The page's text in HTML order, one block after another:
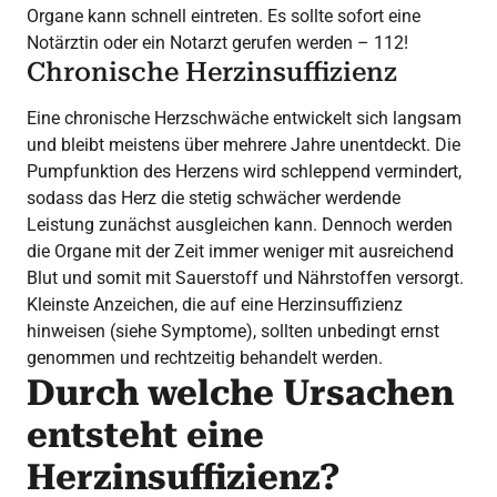
Organe kann schnell eintreten. Es sollte sofort eine
Notärztin oder ein Notarzt gerufen werden – 112!
Chronische Herzinsuffizienz
Eine chronische Herzschwäche entwickelt sich langsam
und bleibt meistens über mehrere Jahre unentdeckt. Die
Pumpfunktion des Herzens wird schleppend vermindert,
sodass das Herz die stetig schwächer werdende
Leistung zunächst ausgleichen kann. Dennoch werden
die Organe mit der Zeit immer weniger mit ausreichend
Blut und somit mit Sauerstoff und Nährstoffen versorgt.
Kleinste Anzeichen, die auf eine Herzinsuffizienz
hinweisen (siehe Symptome), sollten unbedingt ernst
genommen und rechtzeitig behandelt werden.
Durch welche Ursachen
entsteht eine
Herzinsuffizienz?